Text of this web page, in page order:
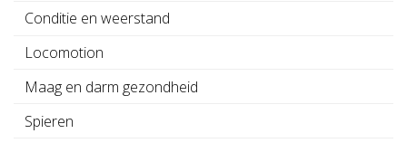
Mijn account
Conditie en weerstand
Locomotion
Maag en darm gezondheid
Spieren